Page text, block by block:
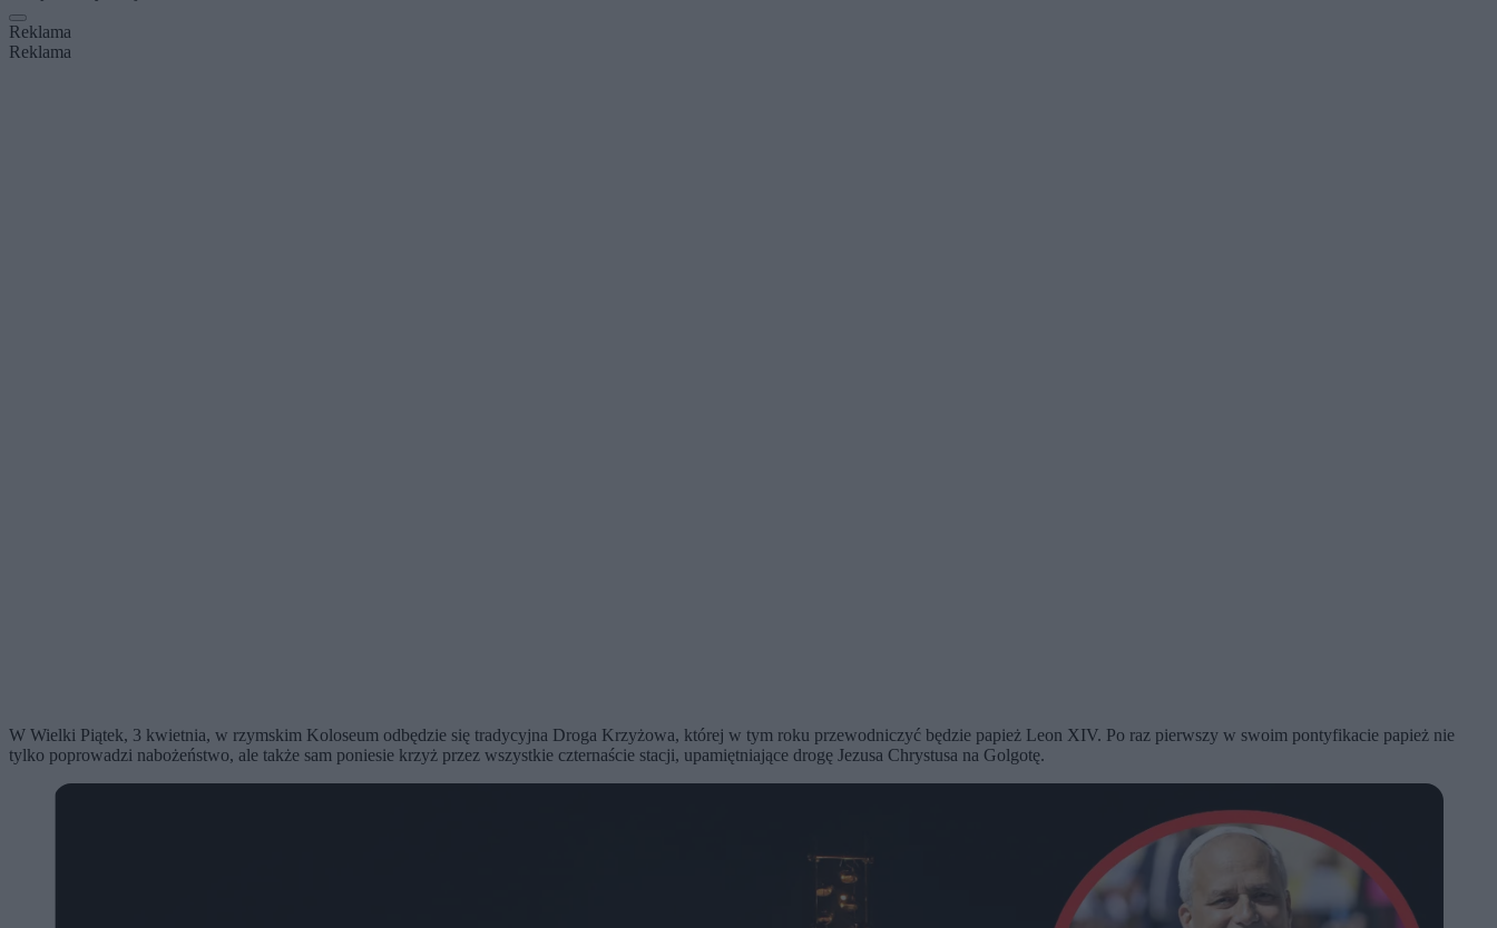
Reklama
Reklama
W Wielki Piątek, 3 kwietnia, w rzymskim Koloseum odbędzie się tradycyjna Droga Krzyżowa, której w tym roku przewodniczyć będzie papież Leon XIV. Po raz pierwszy w swoim pontyfikacie papież nie
tylko poprowadzi nabożeństwo, ale także sam poniesie krzyż przez wszystkie czternaście stacji, upamiętniające drogę Jezusa Chrystusa na Golgotę.